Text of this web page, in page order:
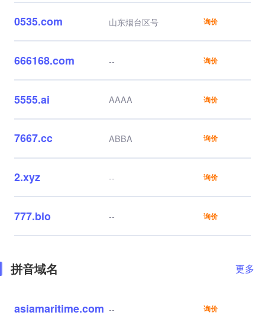
0535.com 山东烟台区号 询价
666168.com -- 询价
5555.ai AAAA 询价
7667.cc ABBA 询价
2.xyz -- 询价
777.bio -- 询价
拼音域名 更多
asiamaritime.com -- 询价